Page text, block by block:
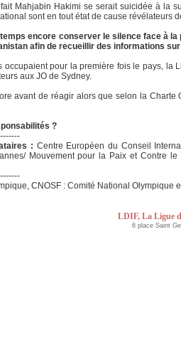
fait Mahjabin Hakimi se serait suicidée à
sont en tout état de cause révélateurs
encore conserver le silence face à
afin de recueillir des informations
pour la première fois le pays, la
aux JO de Sydney.
avant de réagir alors que selon la
?
: Centre Européen du Conseil
Mouvement pour la Paix et Contre
CNOSF : Comité National Olympique
LDIF, La Ligue
6 place Saint